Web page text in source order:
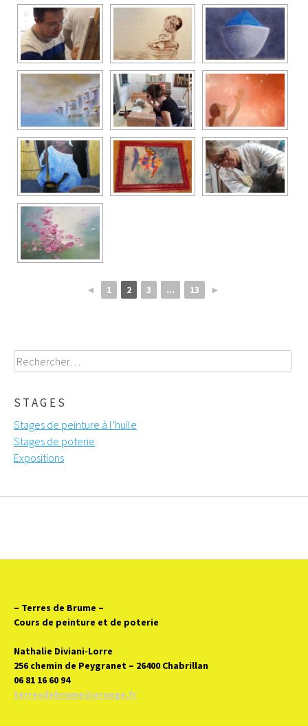
◄ 1 2 3 ... 13 ►
Rechercher :
STAGES
Stages de peinture à l’huile
Stages de poterie
Expositions
– Terres de Brume –
Cours de peinture et de poterie
Nathalie Diviani-Lorre
256 chemin de Peygranet – 26400 Chabrillan
06 81 16 60 94
terresdebrume@orange.fr